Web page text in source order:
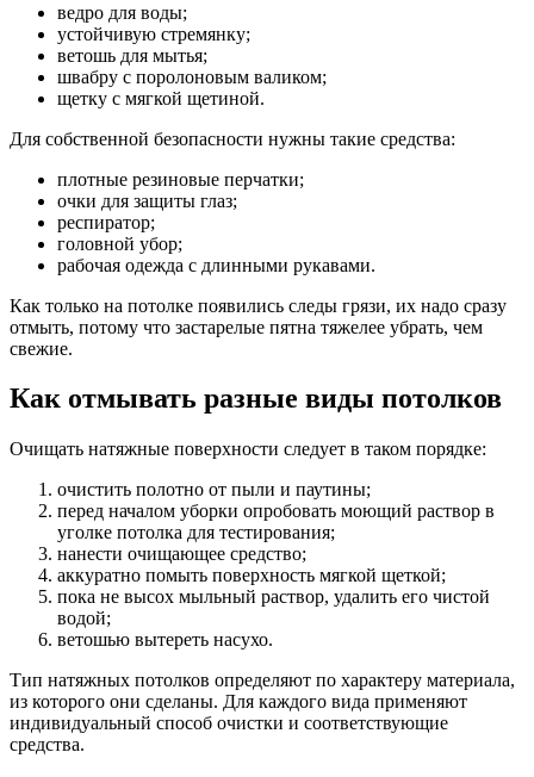
ведро для воды;
устойчивую стремянку;
ветошь для мытья;
швабру с поролоновым валиком;
щетку с мягкой щетиной.
Для собственной безопасности нужны такие средства:
плотные резиновые перчатки;
очки для защиты глаз;
респиратор;
головной убор;
рабочая одежда с длинными рукавами.
Как только на потолке появились следы грязи, их надо сразу
отмыть, потому что застарелые пятна тяжелее убрать, чем
свежие.
Как отмывать разные виды потолков
Очищать натяжные поверхности следует в таком порядке:
очистить полотно от пыли и паутины;
перед началом уборки опробовать моющий раствор в
уголке потолка для тестирования;
нанести очищающее средство;
аккуратно помыть поверхность мягкой щеткой;
пока не высох мыльный раствор, удалить его чистой
водой;
ветошью вытереть насухо.
Тип натяжных потолков определяют по характеру материала,
из которого они сделаны. Для каждого вида применяют
индивидуальный способ очистки и соответствующие
средства.